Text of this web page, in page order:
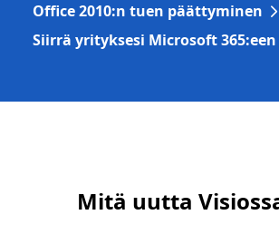
Office 2010:n tuen päättyminen
Siirrä yrityksesi Microsoft 365:een
Mitä uutta